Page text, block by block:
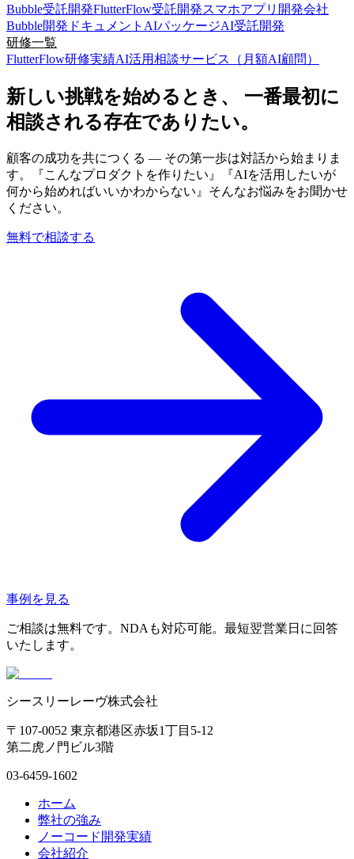
Bubble受託開発FlutterFlow受託開発スマホアプリ開発会社
Bubble開発ドキュメント AIパッケージAI受託開発
研修一覧
FlutterFlow研修実績AI活用相談サービス（月額AI顧問）
新しい挑戦を始めるとき、 一番最初に
相談される存在でありたい。
顧客の成功を共につくる — その第一歩は対話から始まりま
す。『こんなプロダクトを作りたい』『AIを活用したいが
何から始めればいいかわからない』そんなお悩みをお聞かせ
ください。
無料で相談する
事例を見る
ご相談は無料です。NDAも対応可能。最短翌営業日に回答
いたします。
シースリーレーヴ株式会社
〒107-0052 東京都港区赤坂1丁目5-12
第二虎ノ門ビル3階
03-6459-1602
ホーム
弊社の強み
ノーコード開発実績
会社紹介